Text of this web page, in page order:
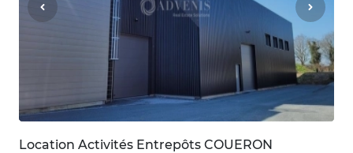
Location Activités Entrepôts COUERON